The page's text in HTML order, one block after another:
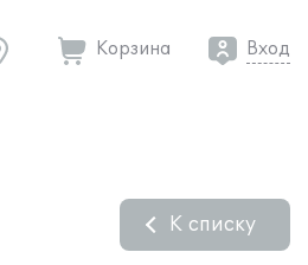
Корзина Вход
К списку